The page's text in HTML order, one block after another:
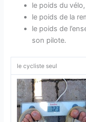
le poids du vélo,
le poids de la
le poids de
son pilote.
le cycliste seul